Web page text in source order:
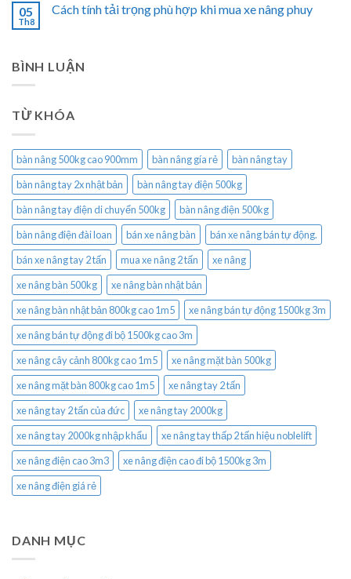
05
Th8
Cách tính tải trọng phù hợp khi mua xe nâng phuy
BÌNH LUẬN
TỪ KHÓA
bàn nâng 500kg cao 900mm bàn nâng gía rẻ
bàn nâng tay
bàn nâng tay 2x nhật bản
bàn nâng tay điện 500kg
bàn nâng tay điện di chuyển 500kg
bàn nâng điện 500kg
bàn nâng điện đài loan
bán xe nâng bàn
bán xe nâng bán tự động.
bán xe nâng tay 2 tấn
mua xe nâng 2 tấn
xe nâng
xe nâng bàn 500kg
xe nâng bàn nhật bản
xe nâng bàn nhật bản 800kg cao 1m5
xe nâng bán tự động 1500kg 3m
xe nâng bán tự động đi bộ 1500kg cao 3m
xe nâng cây cảnh 800kg cao 1m5
xe nâng mặt bàn 500kg
xe nâng mặt bàn 800kg cao 1m5
xe nâng tay 2 tấn
xe nâng tay 2 tấn của đức
xe nâng tay 2000kg
xe nâng tay 2000kg nhập khẩu
xe nâng tay thấp 2 tấn hiệu noblelift
xe nâng điện cao 3m3
xe nâng điện cao đi bộ 1500kg 3m
xe nâng điện giá rẻ
DANH MỤC